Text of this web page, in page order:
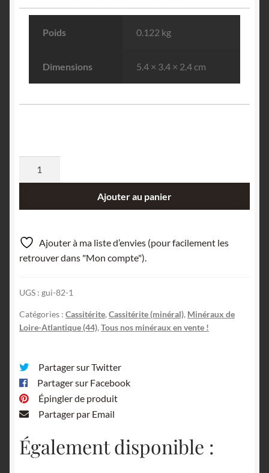
Poids 0.122 kg
Dimensions 5.4 × 3.4 × 2.4 cm
Abbaretz,
Ancenis
Ajouter au panier
Ajouter à ma liste d’envies (pour facilement les
retrouver dans "Mon compte").
UGS : gui-82-1
Catégories : Cassitérite, Cassitérite (minéral), Minéraux de
Loire-Atlantique (44), Tous nos minéraux en vente !
Partager sur Twitter
Partager sur Facebook
Épingler de produit
Partager par Email
Également disponible :